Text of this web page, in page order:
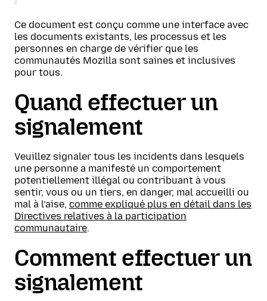
Ce document est conçu comme une interface avec
les documents existants, les processus et les
personnes en charge de vérifier que les
communautés Mozilla sont saines et inclusives
pour tous.
Quand effectuer un
signalement
Veuillez signaler tous les incidents dans lesquels
une personne a manifesté un comportement
potentiellement illégal ou contribuant à vous
sentir, vous ou un tiers, en danger, mal accueilli ou
mal à l’aise, comme expliqué plus en détail dans les
Directives relatives à la participation
communautaire.
Comment effectuer un
signalement